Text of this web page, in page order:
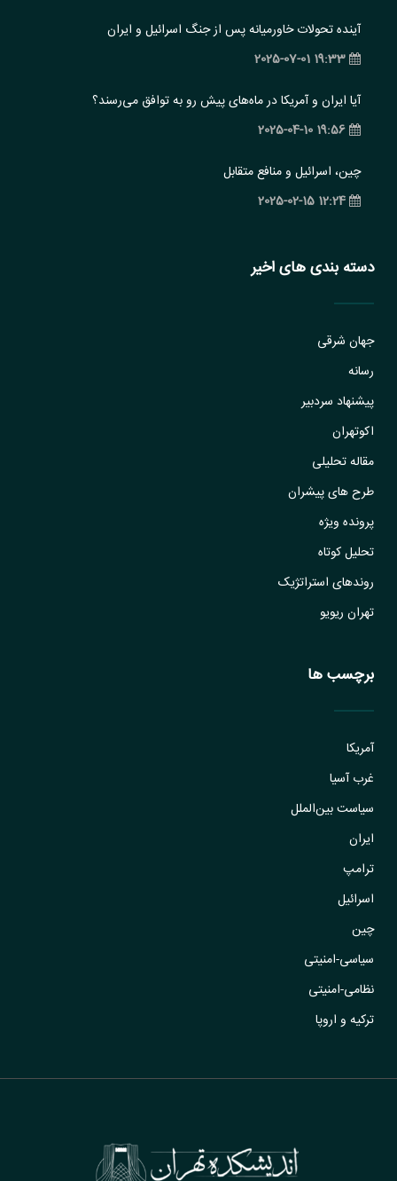
آینده تحولات خاورمیانه پس از جنگ اسرائیل و ایران
19:33 2025-07-01
آیا ایران و آمریکا در ماه‌های پیش رو به توافق می‌رسند؟
19:56 2025-04-10
چین، اسرائیل و منافع متقابل
12:24 2025-02-15
دسته بندی های اخیر
جهان شرقی
رسانه
پیشنهاد سردبیر
اکوتهران
مقاله تحلیلی
طرح های پیشران
پرونده ویژه
تحلیل کوتاه
روندهای استراتژیک
تهران ریویو
برچسب ها
آمریکا
غرب آسیا
سیاست بین‌الملل
ایران
ترامپ
اسرائیل
چین
سیاسی-امنیتی
نظامی-امنیتی
ترکیه و اروپا